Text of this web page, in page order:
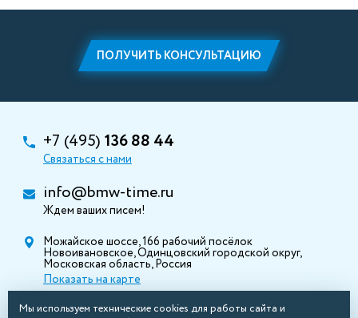
ПОЛУЧИТЬ КОНСУЛЬТАЦИЮ
+7 (495) 136 88 44
Связаться с нами
info@bmw-time.ru
Ждем ваших писем!
Можайское шоссе, 166 рабочий посёлок
Новоивановское, Одинцовский городской округ,
Московская область, Россия
Показать на карте
Мы используем технические cookies для работы сайта и